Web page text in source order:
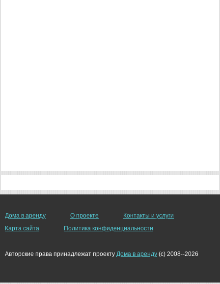
Дома в аренду О проекте
Контакты и услуги
Карта сайта
Политика конфиденциальности
Авторские права принадлежат проекту Дома в аренду (c) 2008--2026